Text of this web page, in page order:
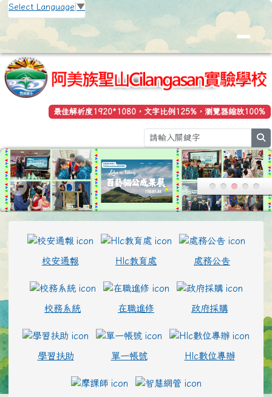
跳至主內容區
花蓮縣立豐濱國小全球資訊網
Select Language ▼
最佳解析度1920*1080，文字比例125%，瀏覽器縮放100%
校安通報 Hlc教育處 處務公告
校務系統 在職進修 政府採購
學習扶助 單一帳號 Hlc數位專辦
頁尾區域